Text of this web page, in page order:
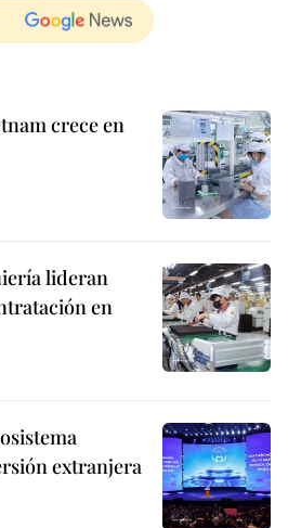
crece en
lideran
en
extranjera